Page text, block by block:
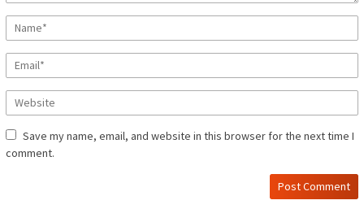
Save my name, email, and website in this browser for the next time I
comment.